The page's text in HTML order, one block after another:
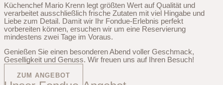
Küchenchef Mario Krenn legt größten Wert auf Qualität und
verarbeitet ausschließlich frische Zutaten mit viel Hingabe und
Liebe zum Detail. Damit wir Ihr Fondue-Erlebnis perfekt
vorbereiten können, ersuchen wir um eine Reservierung
mindestens zwei Tage im Voraus.
Genießen Sie einen besonderen Abend voller Geschmack,
Geselligkeit und Genuss. Wir freuen uns auf Ihren Besuch!
ZUM ANGEBOT